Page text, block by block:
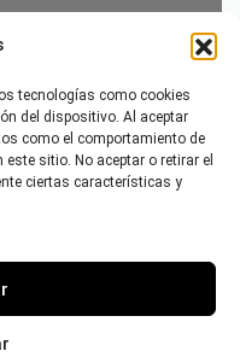
tecnologías como cookies
del dispositivo. Al aceptar
como el comportamiento de
sitio. No aceptar o retirar el
ciertas características y
76 58